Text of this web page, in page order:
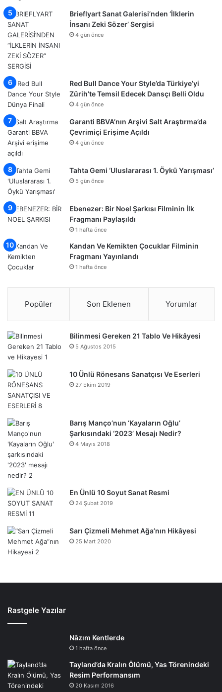
Brieflyart Sanat Galerisi’nden ‘İlklerin
İnsanı Zeki Sözer’ Sergisi
4 gün önce
Red Bull Dance Your Style’da Türkiye’yi
Zürih’te Temsil Edecek Dansçı Belli Oldu
4 gün önce
Garanti BBVA’nın Arşivi Salt Araştırma’da
Çevrimiçi Erişime Açıldı
4 gün önce
Tahta Gemi ‘Uluslararası 1. Öykü Yarışması’
5 gün önce
Ebenezer: Bir Noel Şarkısı Filminin İlk
Fragmanı Paylaşıldı
1 hafta önce
Kandan Ve Kemikten Çocuklar Filminin
Fragmanı Yayınlandı
1 hafta önce
Popüler Son Eklenen Yorumlar
Bilinmesi Gereken 21 Tablo Ve Hikâyesi
5 Ağustos 2015
10 Ünlü Rönesans Sanatçısı Ve Eserleri
27 Ekim 2019
Barış Manço’nun ‘Kayaların Oğlu’
Şarkısındaki ‘2023’ Mesajı Nedir?
4 Mayıs 2018
En Ünlü 10 Soyut Sanat Resmi
24 Şubat 2019
Sarı Çizmeli Mehmet Ağa’nın Hikâyesi
25 Mart 2020
Rastgele Yazılar
Nâzım Kentlerde
1 hafta önce
Tayland’da Kralın Ölümü, Yas Törenindeki
Resim Performansım
20 Kasım 2016